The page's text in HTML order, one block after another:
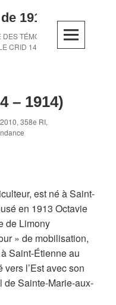
1914-1918
DES TÉMOINS DE LA
CRID 14-18
– 1914)
,358e RI,
est né à Saint-
en 1913 Octavie
de Limony
» de mobilisation,
Saint-Étienne au
l’Est avec son
de Sainte-Marie-aux-